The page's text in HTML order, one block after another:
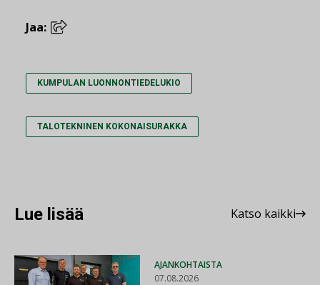
Jaa:
KUMPULAN LUONNONTIEDELUKIO
TALOTEKNINEN KOKONAISURAKKA
Lue lisää Katso kaikki
AJANKOHTAISTA
07.08.2026